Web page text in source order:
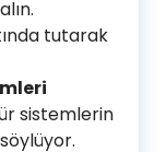
tutarak
sistemlerin